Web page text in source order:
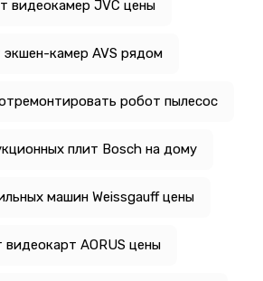
видеокамер JVC цены
экшен-камер AVS рядом
робот пылесос
плит Bosch на дому
машин Weissgauff цены
видеокарт AORUS цены